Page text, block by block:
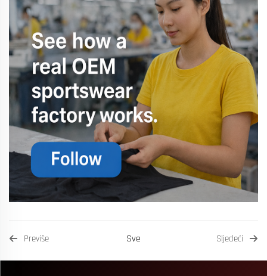
Previše Sve Sljedeći